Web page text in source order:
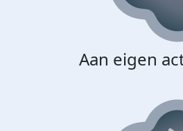
Aan eigen